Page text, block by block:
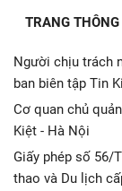
TRANG
Người chịu trách
ban biên tập Tin
Cơ quan chủ
Kiệt - Hà Nội
Giấy phép số 56/
thao và Du lịch